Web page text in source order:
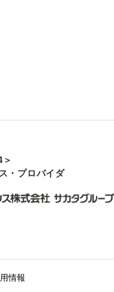
・プロバイダ
情報